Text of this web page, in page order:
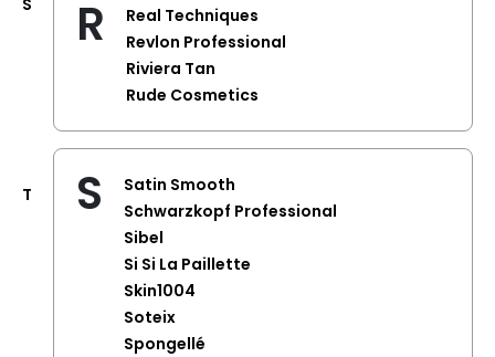
T
R
Real Techniques
Revlon Professional
Riviera Tan
Rude Cosmetics
S
Satin Smooth
Schwarzkopf Professional
Sibel
Si Si La Paillette
Skin1004
Soteix
Spongellé